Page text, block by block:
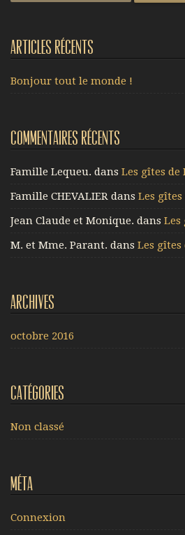
Articles récents
Bonjour tout le monde !
Commentaires récents
Famille Lequeu. dans Les gîtes de
Famille CHEVALIER dans Les
Jean Claude et Monique. dans Les
M. et Mme. Parant. dans Les gîtes
Archives
octobre 2016
Catégories
Non classé
Méta
Connexion